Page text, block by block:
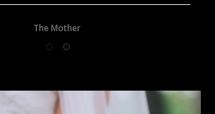
The Mother